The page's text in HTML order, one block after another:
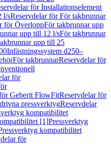
för Installationselement
l/sReservdelar för För takbrunnar
för ÖverloppFör takbrunnar upp
upp till 12 l/sFör takbrunnar
upp till 25
Infästningssystem d250–
För takbrunnarReservdelar för
för
Geberit FlowFitReservdelar för
pressverktygReservdelar
kompatibilitet
[1]Pressverktyg
kompatibilitet
för